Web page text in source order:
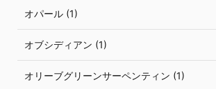
オパール (1)
オブシディアン (1)
オリーブグリーンサーペンティン (1)